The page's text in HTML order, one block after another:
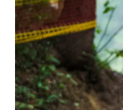
News
Alle anzeigen